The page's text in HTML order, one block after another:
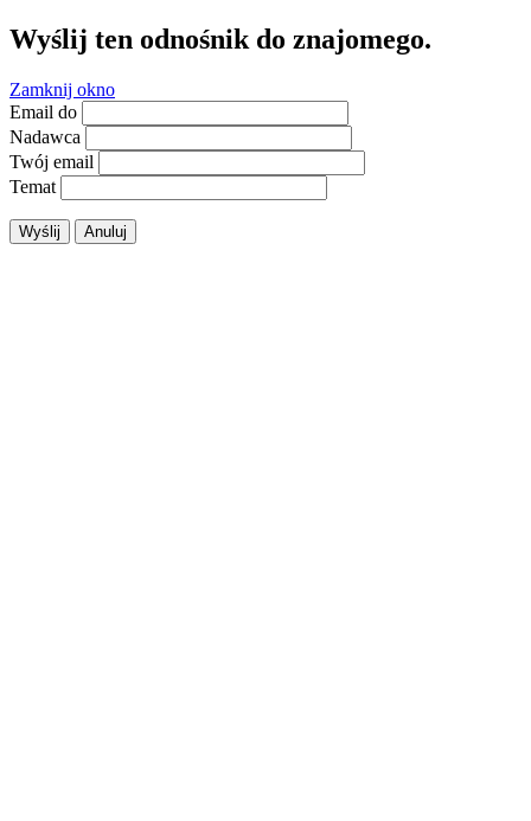
Wyślij ten odnośnik do znajomego.
Zamknij okno
Email do
Nadawca
Twój email
Temat
Wyślij Anuluj